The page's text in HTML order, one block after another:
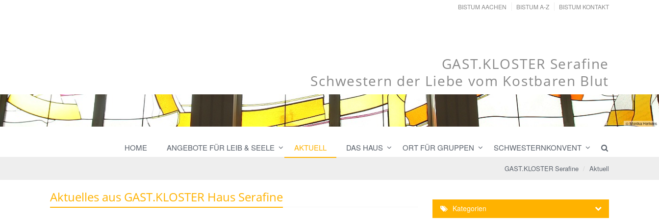
BISTUM AACHEN BISTUM A-Z BISTUM KONTAKT
GAST.KLOSTER Serafine
Schwestern der Liebe vom Kostbaren Blut
© Monika Herkens
HOME ANGEBOTE FÜR LEIB & SEELE AKTUELL DAS HAUS ORT FÜR GRUPPEN SCHWESTERNKONVENT
GAST.KLOSTER Serafine Aktuell
Aktuelles aus GAST.KLOSTER Haus Serafine
Kategorien